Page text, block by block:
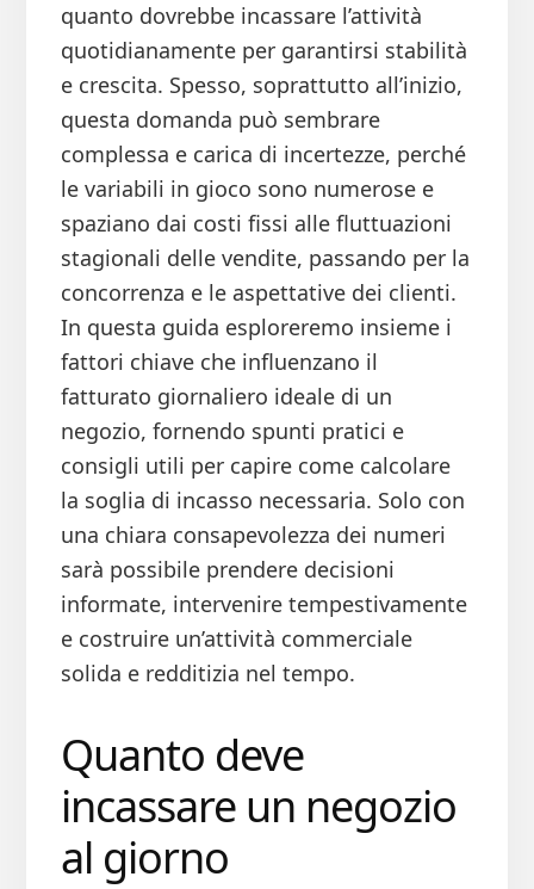
quanto dovrebbe incassare l’attività
quotidianamente per garantirsi stabilità
e crescita. Spesso, soprattutto all’inizio,
questa domanda può sembrare
complessa e carica di incertezze, perché
le variabili in gioco sono numerose e
spaziano dai costi fissi alle fluttuazioni
stagionali delle vendite, passando per la
concorrenza e le aspettative dei clienti.
In questa guida esploreremo insieme i
fattori chiave che influenzano il
fatturato giornaliero ideale di un
negozio, fornendo spunti pratici e
consigli utili per capire come calcolare
la soglia di incasso necessaria. Solo con
una chiara consapevolezza dei numeri
sarà possibile prendere decisioni
informate, intervenire tempestivamente
e costruire un’attività commerciale
solida e redditizia nel tempo.
Quanto deve
incassare un negozio
al giorno